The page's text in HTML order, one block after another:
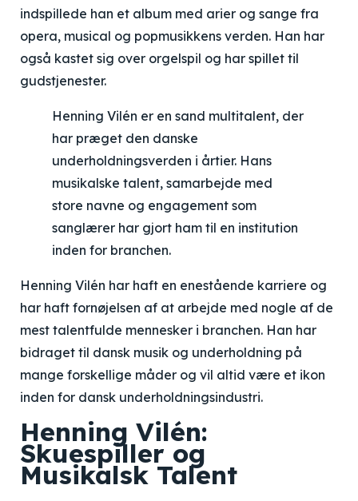
indspillede han et album med arier og sange fra
opera, musical og popmusikkens verden. Han har
også kastet sig over orgelspil og har spillet til
gudstjenester.
Henning Vilén er en sand multitalent, der
har præget den danske
underholdningsverden i årtier. Hans
musikalske talent, samarbejde med
store navne og engagement som
sanglærer har gjort ham til en institution
inden for branchen.
Henning Vilén har haft en enestående karriere og
har haft fornøjelsen af at arbejde med nogle af de
mest talentfulde mennesker i branchen. Han har
bidraget til dansk musik og underholdning på
mange forskellige måder og vil altid være et ikon
inden for dansk underholdningsindustri.
Henning Vilén:
Skuespiller og
Musikalsk Talent